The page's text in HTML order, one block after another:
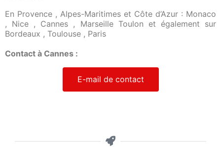
En Provence , Alpes-Maritimes et Côte d’Azur : Monaco
, Nice , Cannes , Marseille Toulon et également sur
Bordeaux , Toulouse , Paris
Contact à Cannes :
E-mail de contact